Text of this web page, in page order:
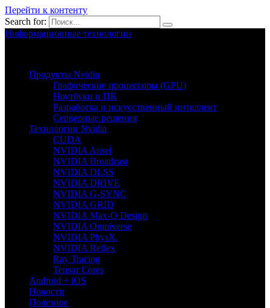
Перейти к контенту
Search for:
Информационные технологии
Продукты Nvidia
Графические процессоры (GPU)
Ноутбуки и ПК
Разработка и искусственный интеллект
Серверные решения
Технологии Nvidia
CUDA
NVIDIA Ansel
NVIDIA Broadcast
NVIDIA DLSS
NVIDIA DRIVE
NVIDIA G-SYNC
NVIDIA GRID
NVIDIA Max-Q Design
NVIDIA Omniverse
NVIDIA PhysX.
NVIDIA Reflex
Ray Tracing
Tensor Cores
Android + iOS
Новости
Полезное